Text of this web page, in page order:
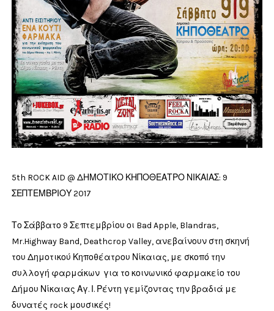
5th ROCK AID @ ΔΗΜΟΤΙΚΟ ΚΗΠΟΘΕΑΤΡΟ ΝΙΚΑΙΑΣ: 9
ΣΕΠΤΕΜΒΡΙΟΥ 2017
Το Σάββατο 9 Σεπτεμβρίου οι Bad Apple, Blandras,
Mr.Highway Band, Deathcrop Valley, ανεβαίνουν στη σκηνή
του Δημοτικού Κηποθέατρου Νίκαιας, με σκοπό την
συλλογή φαρμάκων για το κοινωνικό φαρμακείο του
Δήμου Νίκαιας Αγ. Ι. Ρέντη γεμίζοντας την βραδιά με
δυνατές rock μουσικές!